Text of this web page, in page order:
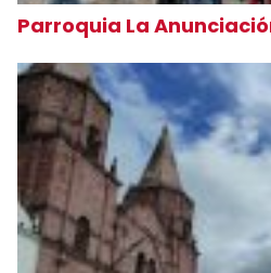
Parroquia La